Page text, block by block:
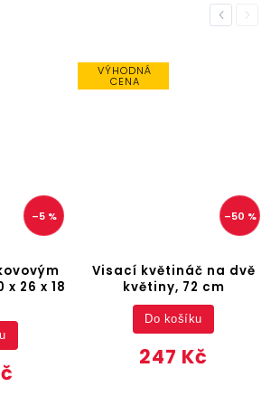
Previous
–5 %
x 26 x 18
VÝHODNÁ
CENA
–50 %
Visací květináč na dvě
květiny, 72 cm
247 Kč
Do košíku
Next